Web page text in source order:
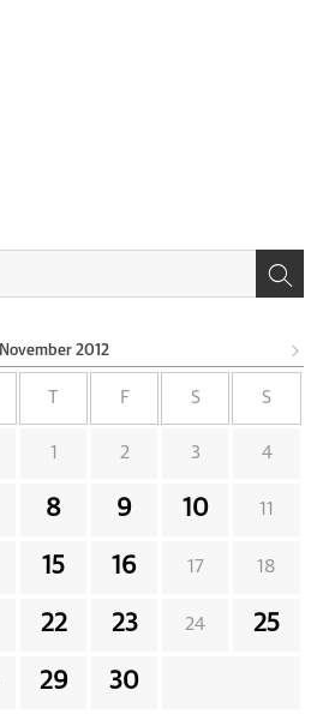
November 2012
F S S
1 2 3 4
8 9 10 11
15 16 17 18
22 23 24 25
29 30